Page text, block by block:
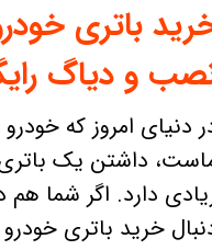
باتری
و دیاگ
دنیای امروز که
داشتن یک
دارد. اگر شما
خرید باتری